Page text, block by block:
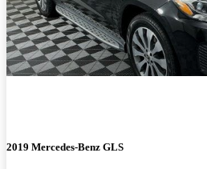
2019 Mercedes-Benz GLS